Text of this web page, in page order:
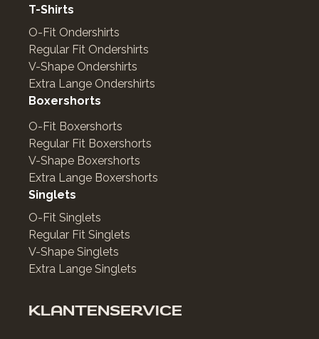
T-Shirts
O-Fit Ondershirts
Regular Fit Ondershirts
V-Shape Ondershirts
Extra Lange Ondershirts
Boxershorts
O-Fit Boxershorts
Regular Fit Boxershorts
V-Shape Boxershorts
Extra Lange Boxershorts
Singlets
O-Fit Singlets
Regular Fit Singlets
V-Shape Singlets
Extra Lange Singlets
KLANTENSERVICE